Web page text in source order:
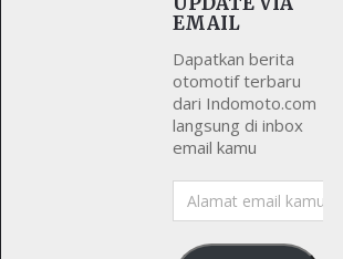
EMAIL
Dapatkan berita
otomotif terbaru
dari Indomoto.com
langsung di inbox
email kamu
Alamat
email